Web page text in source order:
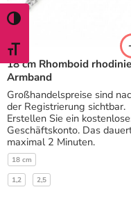
TOGGLE HIGH
TOGGLE FONT SIZE
18 cm Rhomboid
Armband
Großhandelspreise sind
der Registrierung sichtbar.
Erstellen Sie ein
Geschäftskonto. Das
maximal 2 Minuten.
18 cm
1,2 2,5